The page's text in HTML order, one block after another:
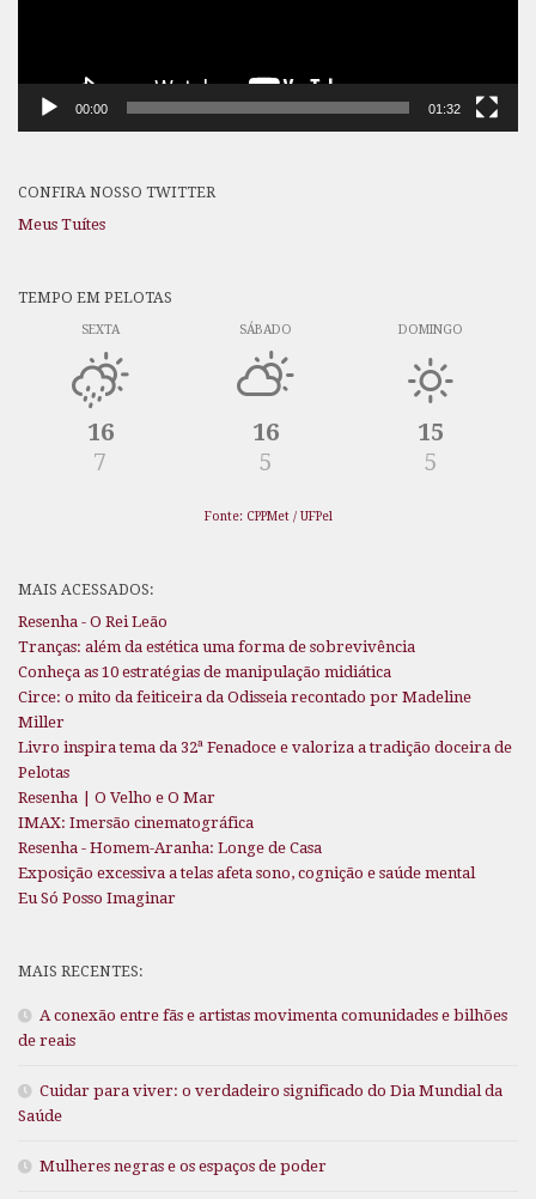
00:00 01:32
CONFIRA NOSSO TWITTER
Meus Tuítes
TEMPO EM PELOTAS
SEXTA
16
7
SÁBADO
16
5
DOMINGO
15
5
Fonte: CPPMet / UFPel
MAIS ACESSADOS:
Resenha - O Rei Leão
Tranças: além da estética uma forma de sobrevivência
Conheça as 10 estratégias de manipulação midiática
Circe: o mito da feiticeira da Odisseia recontado por Madeline
Miller
Livro inspira tema da 32ª Fenadoce e valoriza a tradição doceira de
Pelotas
Resenha | O Velho e O Mar
IMAX: Imersão cinematográfica
Resenha - Homem-Aranha: Longe de Casa
Exposição excessiva a telas afeta sono, cognição e saúde mental
Eu Só Posso Imaginar
MAIS RECENTES:
A conexão entre fãs e artistas movimenta comunidades e bilhões
de reais
Cuidar para viver: o verdadeiro significado do Dia Mundial da
Saúde
Mulheres negras e os espaços de poder